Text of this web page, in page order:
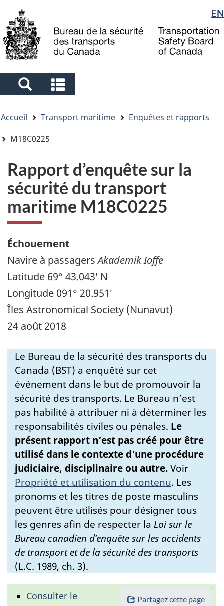
to
main
to
"About
government"
à
la
Sélection
de
la
langue
EN
Search
and
menus
and
menus
êtes
ici
Accueil Transport maritime
Enquêtes et rapports
M18C0225
Rapport d’enquête sur la
sécurité du transport
maritime M18C0225
Échouement
Navire à passagersAkademik Ioffe
Latitude 69° 43.043′ N
Longitude 091° 20.951′
Îles Astronomical Society (Nunavut)
24 août 2018
Le Bureau de la sécurité des transports du
Canada (BST) a enquêté sur cet
événement dans le but de promouvoir la
sécurité des transports. Le Bureau n’est
pas habilité à attribuer ni à déterminer les
responsabilités civiles ou pénales. Le
présent rapport n’est pas créé pour être
utilisé dans le contexte d’une procédure
judiciaire, disciplinaire ou autre.Voir
Propriété et utilisation du contenu. Les
pronoms et les titres de poste masculins
peuvent être utilisés pour désigner tous
les genres afin de respecter la Loi sur le
Bureau canadien d’enquête sur les accidents
de transport et de la sécurité des transports
(L.C. 1989, ch. 3).
Partagez cette page
Consulter le